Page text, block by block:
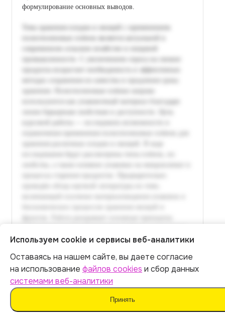
формулирование основных выводов.
Итог:399р.
Оплатить
Используем cookie и сервисы веб-аналитики
Оставаясь на нашем сайте, вы даете согласие
на использование файлов cookies и сбор данных
системами веб-аналитики
Принять